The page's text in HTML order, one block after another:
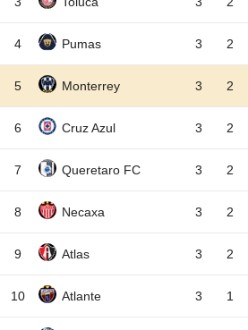
4 Pumas 3 2
5 Monterrey 3 2
6 Cruz Azul 3 2
7 Queretaro FC 3 2
8 Necaxa 3 2
9 Atlas 3 2
10 Atlante 3 1